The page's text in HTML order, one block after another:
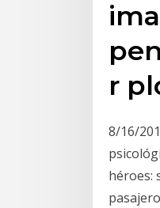
r
8/16/
héroes: